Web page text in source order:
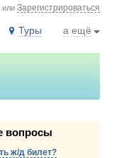
илиЗарегистрироваться
а ещё
Туры
вопросы
ж/д билет?